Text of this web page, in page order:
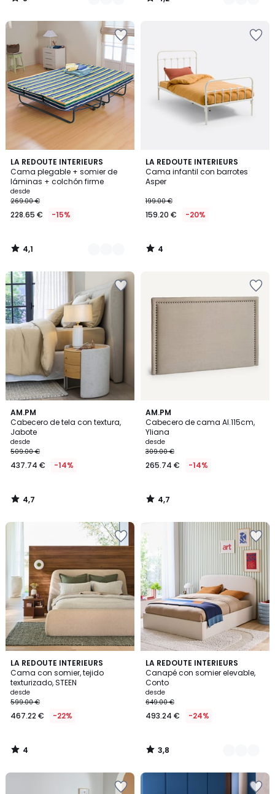
/
/
LA REDOUTE INTERIEURS
Cama plegable + somier de
láminas + colchón firme
desde
269.00 €
228.65 € -15%
4,1
/ 5
2
Colores
4,1
/
LA REDOUTE INTERIEURS
Cama infantil con barrotes
Asper
199.00 €
159.20 € -20%
4
/
5
4
/
AM.PM
Cabecero de tela con textura,
Jabote
desde
509.00 €
437.74 € -14%
4,7
/ 5
4,7
/
AM.PM
Cabecero de cama Al.115cm,
Yliana
desde
309.00 €
265.74 € -14%
4,7
/ 5
4,7
/
LA REDOUTE INTERIEURS
Cama con somier, tejido
texturizado, STEEN
desde
599.00 €
467.22 € -22%
4
/
5
4
/
LA REDOUTE INTERIEURS
Canapé con somier elevable,
Conto
desde
649.00 €
493.24 € -24%
3,8
/ 5
2
Colores
3,8
/